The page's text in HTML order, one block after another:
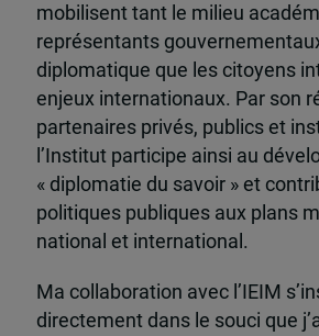
mobilisent tant le milieu
représentants
diplomatique que les citoyens
enjeux internationaux. Par son
partenaires privés, publics et
l’Institut participe ainsi au
« diplomatie du savoir » et
politiques publiques aux plans
national et international.
Ma collaboration avec l’IEIM
directement dans le souci que